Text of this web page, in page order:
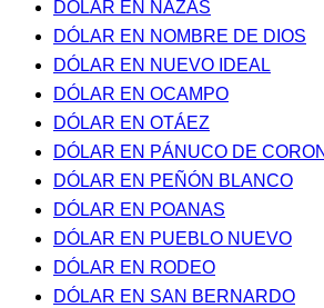
DÓLAR EN NAZAS
DÓLAR EN NOMBRE DE DIOS
DÓLAR EN NUEVO IDEAL
DÓLAR EN OCAMPO
DÓLAR EN OTÁEZ
DÓLAR EN PÁNUCO DE
DÓLAR EN PEÑÓN BLANCO
DÓLAR EN POANAS
DÓLAR EN PUEBLO NUEVO
DÓLAR EN RODEO
DÓLAR EN SAN BERNARDO